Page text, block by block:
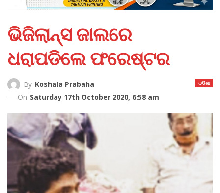
ଭିଜିଲାନ୍ସ ଜାଲରେ
ଧରାପଡିଲେ ଫରେଷ୍ଟର
ଓଡିଶା
By Koshala Prabaha
On Saturday 17th October 2020, 6:58 am